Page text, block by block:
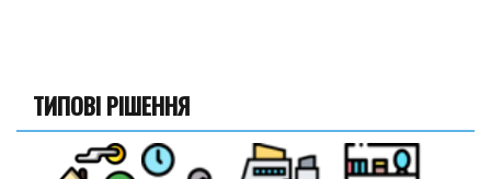
ТИПОВІ РІШЕННЯ